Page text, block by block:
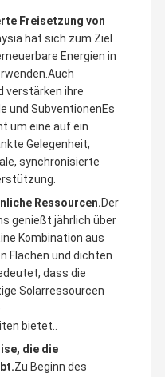
Freisetzung von
hat sich zum Ziel
Energien in
verstärken ihre
und SubventionenEs
um eine auf ein
Gelegenheit,
synchronisierte
Ressourcen.Der
genießt jährlich über
Kombination aus
Flächen und dichten
dass die
Solarressourcen
bietet..
die die
Zu Beginn des